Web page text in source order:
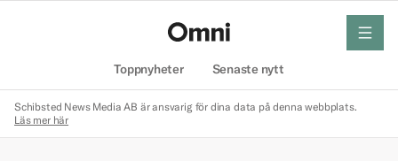
Toppnyheter Senaste nytt
meny
Schibsted News Media AB är ansvarig för dina data på denna webbplats.
Läs mer här